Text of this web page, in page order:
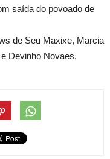
saída do povoado de
de Seu Maxixe, Marcia
Devinho Novaes.